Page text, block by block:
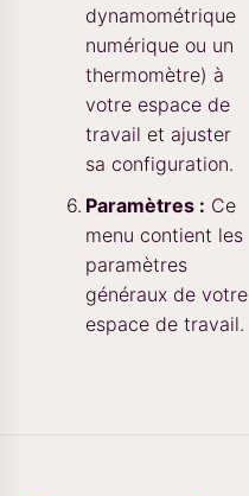
dynamométrique
numérique ou un
thermomètre) à
votre espace de
travail et ajuster
sa configuration.
Paramètres : Ce
menu contient les
paramètres
généraux de votre
espace de travail.